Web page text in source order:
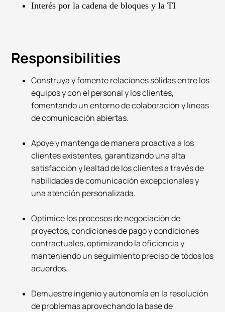
Interés por la cadena de bloques y la TI
Responsibilities
Construya y fomente relaciones sólidas entre los
equipos y con el personal y los clientes,
fomentando un entorno de colaboración y líneas
de comunicación abiertas.
Apoye y mantenga de manera proactiva a los
clientes existentes, garantizando una alta
satisfacción y lealtad de los clientes a través de
habilidades de comunicación excepcionales y
una atención personalizada.
Optimice los procesos de negociación de
proyectos, condiciones de pago y condiciones
contractuales, optimizando la eficiencia y
manteniendo un seguimiento preciso de todos los
acuerdos.
Demuestre ingenio y autonomía en la resolución
de problemas aprovechando la base de